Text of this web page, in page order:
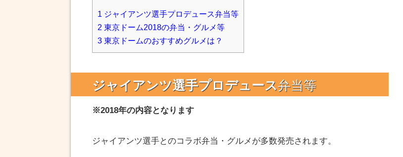
1 ジャイアンツ選手プロデュース弁当等
2 東京ドーム2018の弁当・グルメ等
3 東京ドームのおすすめグルメは？
ジャイアンツ選手プロデュース弁当等
※2018年の内容となります
ジャイアンツ選手とのコラボ弁当・グルメが多数発売されます。